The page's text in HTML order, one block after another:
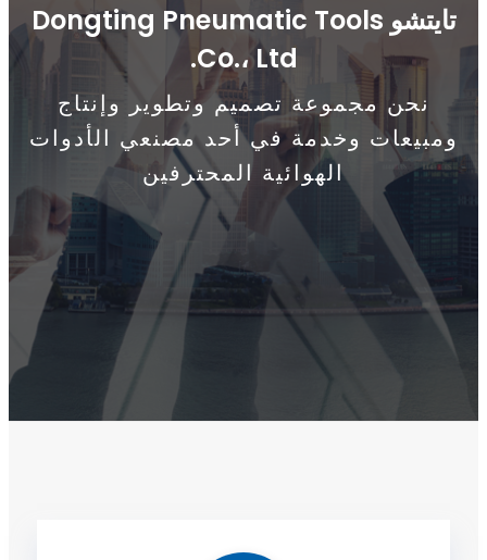
تايتشو Dongting Pneumatic Tools
Co.، Ltd.
نحن مجموعة تصميم وتطوير وإنتاج
ومبيعات وخدمة في أحد مصنعي الأدوات
الهوائية المحترفين